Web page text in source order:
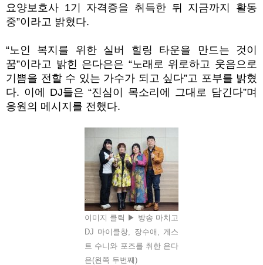
요양보호사 1기 자격증을 취득한 뒤 지금까지 활동
중”이라고 밝혔다.
“노인 복지를 위한 실버 힐링 타운을 만드는 것이
꿈”이라고 밝힌 은다은은 “노래로 위로하고 웃음으로
기쁨을 전할 수 있는 가수가 되고 싶다”고 포부를 밝혔
다. 이에 DJ들은 “진심이 목소리에 그대로 담긴다”며
응원의 메시지를 전했다.
이미지 클릭 ▶ 방송 마치고
DJ 마이클창, 장수애, 게스
트 수니와 포즈를 취한 은다
은(왼쪽 두번째)